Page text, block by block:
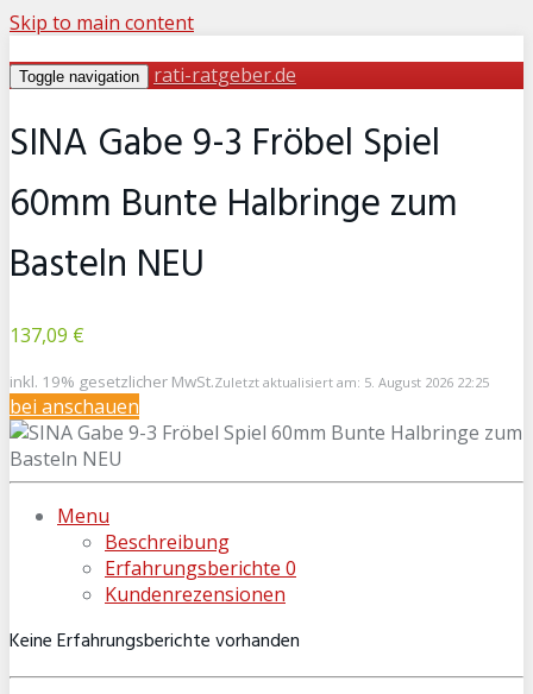
Skip to main content
Toggle navigation rati-ratgeber.de
SINA Gabe 9-3 Fröbel Spiel
60mm Bunte Halbringe zum
Basteln NEU
137,09 €
inkl. 19% gesetzlicher MwSt.Zuletzt aktualisiert am: 5. August 2026 22:25
bei anschauen
Menu
Beschreibung
Erfahrungsberichte 0
Kundenrezensionen
Keine Erfahrungsberichte vorhanden